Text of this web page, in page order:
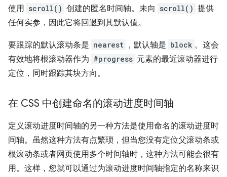
使用 scroll() 创建的匿名时间轴。未向 scroll() 提供
任何实参，因此它将回退到其默认值。
要跟踪的默认滚动条是 nearest ，默认轴是 block 。这会
有效地将根滚动器作为 #progress 元素的最近滚动器进行
定位，同时跟踪其块方向。
在 CSS 中创建命名的滚动进度时间轴
定义滚动进度时间轴的另一种方法是使用命名的滚动进度时
间轴。虽然这种方法有点繁琐，但当您没有定位父滚动条或
根滚动条或者网页使用多个时间轴时，这种方法可能会很有
用。这样，您就可以通过为滚动进度时间轴指定的名称来识